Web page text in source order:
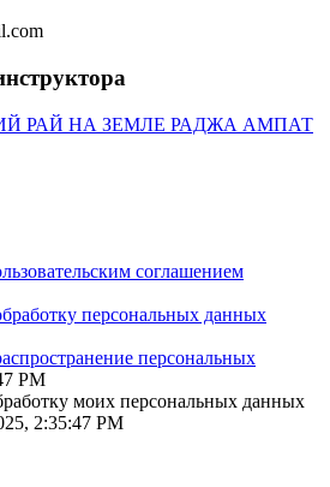
РАЙ НА ЗЕМЛЕ РАДЖА АМПАТ
соглашением
персональных данных
персональных
PM
моих персональных данных
2:35:47 PM